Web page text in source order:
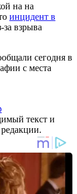
на на
инцидент в
взрыва
сегодня в
с места
текст и